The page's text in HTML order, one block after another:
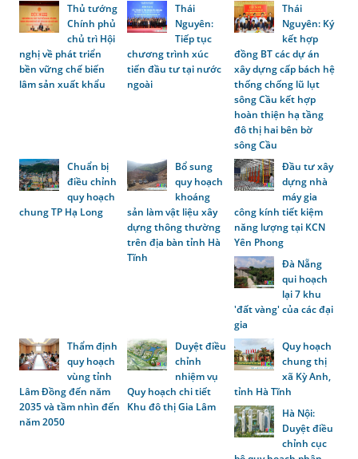
Thủ tướng
Chính phủ
chủ trì Hội
nghị về phát triển
bền vững chế biến
lâm sản xuất khẩu
Thái
Nguyên:
Tiếp tục
chương trình xúc
tiến đầu tư tại nước
ngoài
Thái
Nguyên: Ký
kết hợp
đồng BT các dự án
xây dựng cấp bách hệ
thống chống lũ lụt
sông Cầu kết hợp
hoàn thiện hạ tầng
đô thị hai bên bờ
sông Cầu
Chuẩn bị
điều chỉnh
quy hoạch
chung TP Hạ Long
Bổ sung
quy hoạch
khoáng
sản làm vật liệu xây
dựng thông thường
trên địa bàn tỉnh Hà
Tĩnh
Đầu tư xây
dựng nhà
máy gia
công kính tiết kiệm
năng lượng tại KCN
Yên Phong
Đà Nẵng
qui hoạch
lại 7 khu
'đất vàng' của các đại
gia
Thẩm định
quy hoạch
vùng tỉnh
Lâm Đồng đến năm
2035 và tầm nhìn đến
năm 2050
Duyệt điều
chỉnh
nhiệm vụ
Quy hoạch chi tiết
Khu đô thị Gia Lâm
Quy hoạch
chung thị
xã Kỳ Anh,
tỉnh Hà Tĩnh
Hà Nội:
Duyệt điều
chỉnh cục